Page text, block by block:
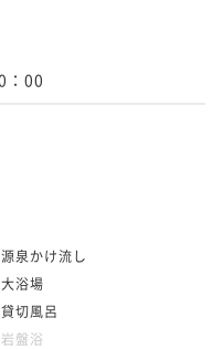
源泉かけ流し
大浴場
貸切風呂
岩盤浴